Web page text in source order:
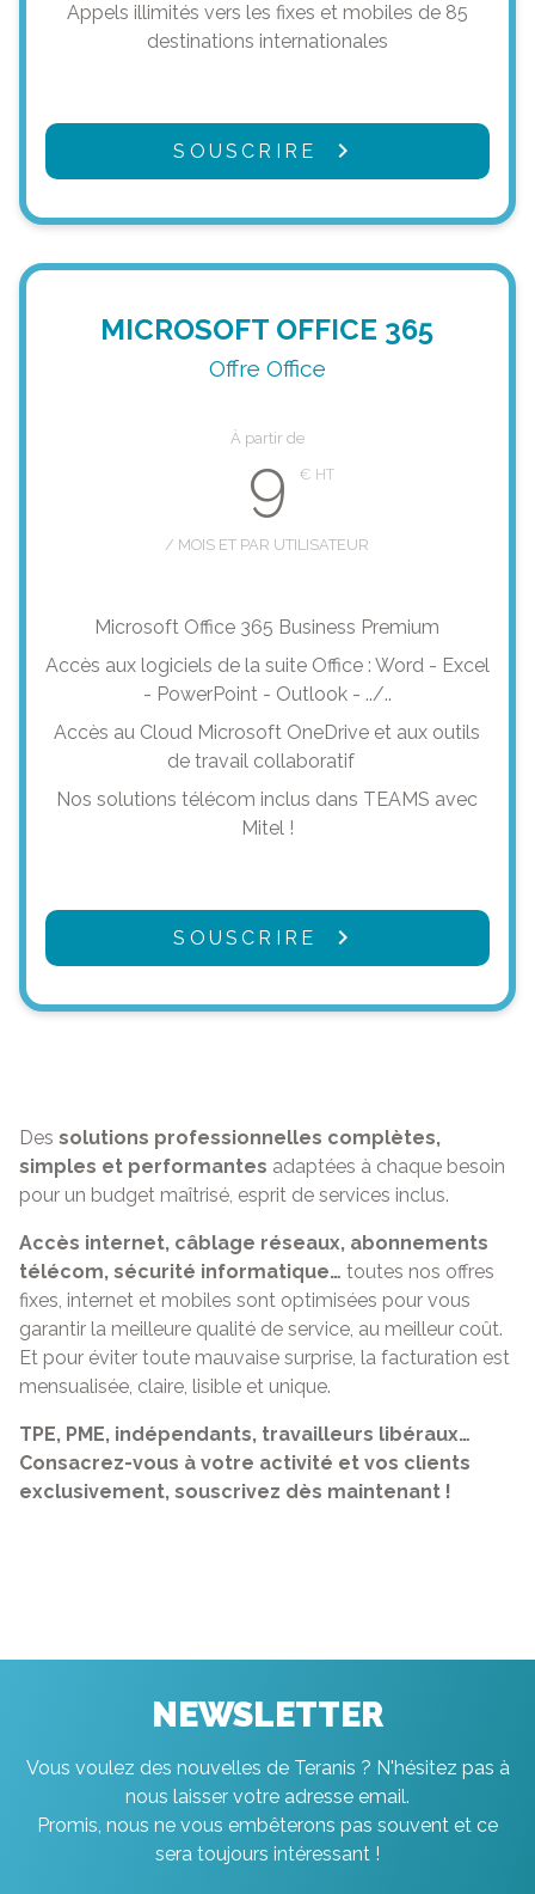
Appels illimités vers les fixes et mobiles de 85
destinations internationales
SOUSCRIRE
MICROSOFT OFFICE 365
Offre Office
À partir de
9
/ MOIS ET PAR UTILISATEUR
Microsoft Office 365 Business Premium
Accès aux logiciels de la suite Office : Word - Excel
- PowerPoint - Outlook - ../..
Accès au Cloud Microsoft OneDrive et aux outils
de travail collaboratif
Nos solutions télécom inclus dans TEAMS avec
Mitel !
SOUSCRIRE
Des solutions professionnelles complètes,
simples et performantes adaptées à chaque besoin
pour un budget maîtrisé, esprit de services inclus.
Accès internet, câblage réseaux, abonnements
télécom, sécurité informatique… toutes nos offres
fixes, internet et mobiles sont optimisées pour vous
garantir la meilleure qualité de service, au meilleur coût.
Et pour éviter toute mauvaise surprise, la facturation est
mensualisée, claire, lisible et unique.
TPE, PME, indépendants, travailleurs libéraux…
Consacrez-vous à votre activité et vos clients
exclusivement, souscrivez dès maintenant !
NEWSLETTER
Vous voulez des nouvelles de Teranis ? N'hésitez pas à
nous laisser votre adresse email.
Promis, nous ne vous embêterons pas souvent et ce
sera toujours intéressant !